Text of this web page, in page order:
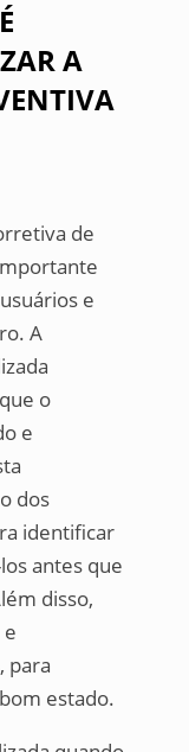
A
de
e
A
o
e
dos
identificar
antes que
disso,
para
estado.